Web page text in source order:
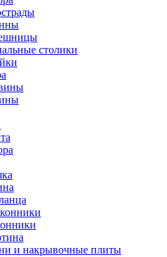
столики
и накрывочные плиты